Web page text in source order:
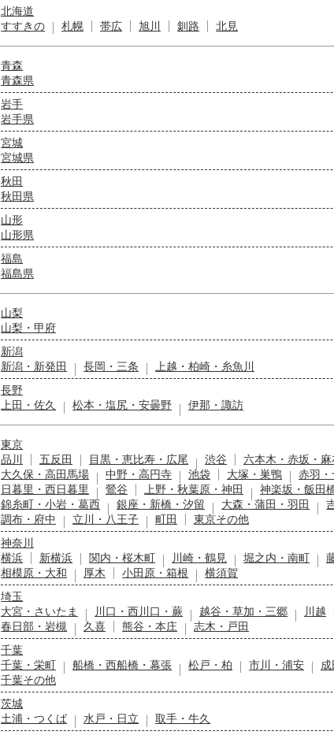
北海道
すすきの
札幌 帯広 旭川 釧路 北見
青森
青森県
岩手
岩手県
宮城
宮城県
秋田
秋田県
山形
山形県
福島
福島県
山梨
山梨・甲府
新潟
新潟・新発田
長岡・三条
上越・柏崎・糸魚川
長野
上田・佐久
松本・塩尻・安曇野 伊那・諏訪
東京
品川
五反田 目黒・恵比寿・広尾 渋谷 六本木・赤坂・麻
大久保・高田馬場
中野・高円寺 池袋 大塚・巣鴨
赤羽・
日暮里・西日暮里
鶯谷 上野・秋葉原・神田 神楽坂・飯田
錦糸町・小岩・葛西
銀座・新橋・汐留 大森・蒲田・羽田
調布・府中
立川・八王子 町田
東京その他
神奈川
横浜
新横浜 関内・桜木町 川崎・鶴見 堀之内・南町
相模原・大和
厚木 小田原・箱根
横須賀
埼玉
大宮・さいたま
川口・西川口・蕨 越谷・草加・三郷 川越
春日部・岩槻
久喜 熊谷・本庄
志木・戸田
千葉
千葉・栄町
船橋・西船橋・幕張 松戸・柏 市川・浦安 成
千葉その他
茨城
土浦・つくば
水戸・日立
取手・牛久